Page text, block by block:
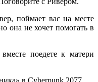
поймает вас на месте
она не хочет помогать в
поедете к матери